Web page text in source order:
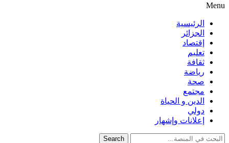
Menu
الرئيسية
الجزائر
إقتصاد
تعليم
ثقافة
رياضة
صحة
مجتمع
الدين و الحياة
دولي
إعلانات وإشهار
Search